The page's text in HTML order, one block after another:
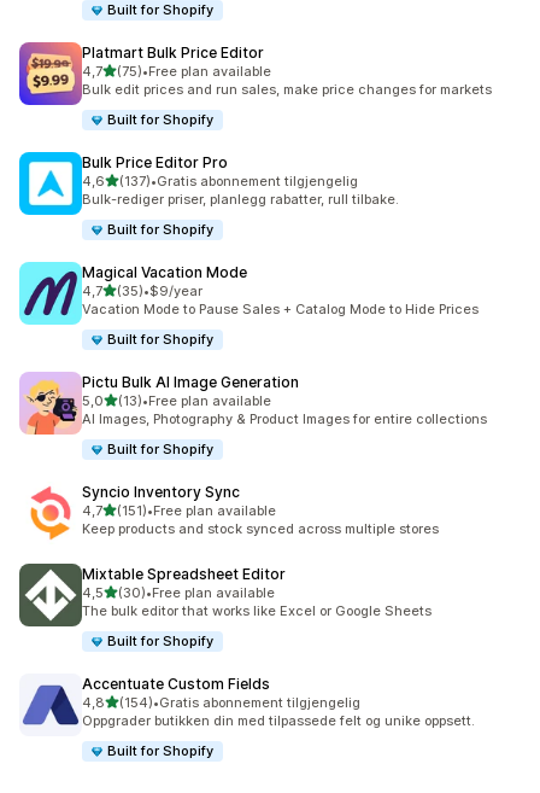
Built for Shopify
Platmart Bulk Price Editor
4,7av 5 stjerner
(75)
Totalt 75 omtaler
•Free plan available
Bulk edit prices and run sales, make price changes for markets
Built for Shopify
Bulk Price Editor Pro
4,6av 5 stjerner
(137)
Totalt 137 omtaler
•Gratis abonnement tilgjengelig
Bulk-rediger priser, planlegg rabatter, rull tilbake.
Built for Shopify
Magical Vacation Mode
4,7av 5 stjerner
(35)
Totalt 35 omtaler
•$9/year
Vacation Mode to Pause Sales + Catalog Mode to Hide Prices
Built for Shopify
Pictu Bulk AI Image Generation
5,0av 5 stjerner
(13)
Totalt 13 omtaler
•Free plan available
AI Images, Photography & Product Images for entire collections
Built for Shopify
Syncio Inventory Sync
4,7av 5 stjerner
(151)
Totalt 151 omtaler
•Free plan available
Keep products and stock synced across multiple stores
Mixtable Spreadsheet Editor
4,5av 5 stjerner
(30)
Totalt 30 omtaler
•Free plan available
The bulk editor that works like Excel or Google Sheets
Built for Shopify
Accentuate Custom Fields
4,8av 5 stjerner
(154)
Totalt 154 omtaler
•Gratis abonnement tilgjengelig
Oppgrader butikken din med tilpassede felt og unike oppsett.
Built for Shopify